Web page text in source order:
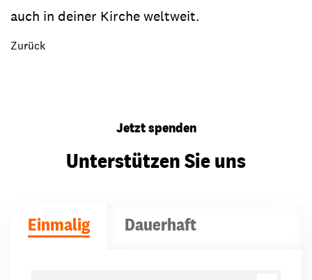
auch in deiner Kirche weltweit.
Zurück
Jetzt spenden
Unterstützen Sie uns
Einmalig Dauerhaft